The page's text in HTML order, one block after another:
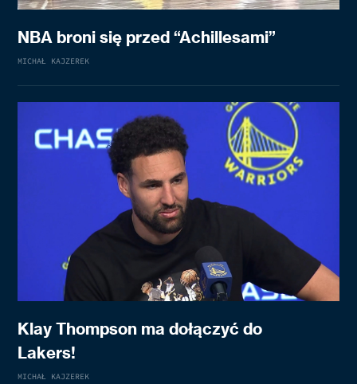
NBA broni się przed “Achillesami”
MICHAŁ KAJZEREK
Klay Thompson ma dołączyć do
Lakers!
MICHAŁ KAJZEREK